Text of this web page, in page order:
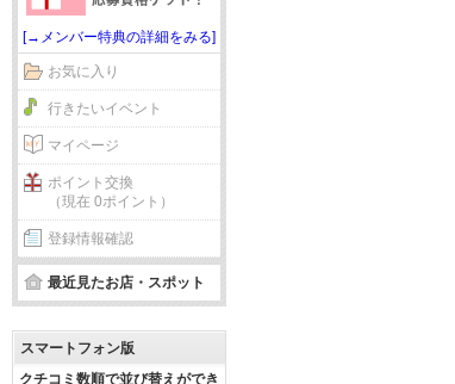
[→メンバー特典の詳細をみる]
お気に入り
行きたいイベント
マイページ
ポイント交換
（現在 0ポイント）
登録情報確認
最近見たお店・スポット
スマートフォン版
クチコミ数順で並び替えができ